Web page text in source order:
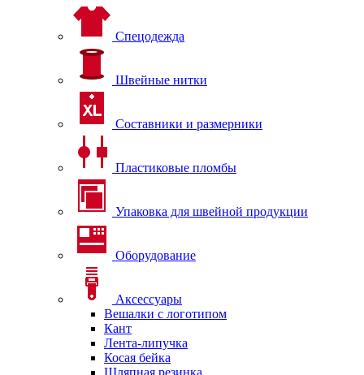
Спецодежда
Швейные нитки
Составники и размерники
Пластиковые пломбы
Упаковка для швейной продукции
Оборудование
Аксессуары
Вешалки с логотипом
Кант
Лента-липучка
Косая бейка
Шляпная резинка